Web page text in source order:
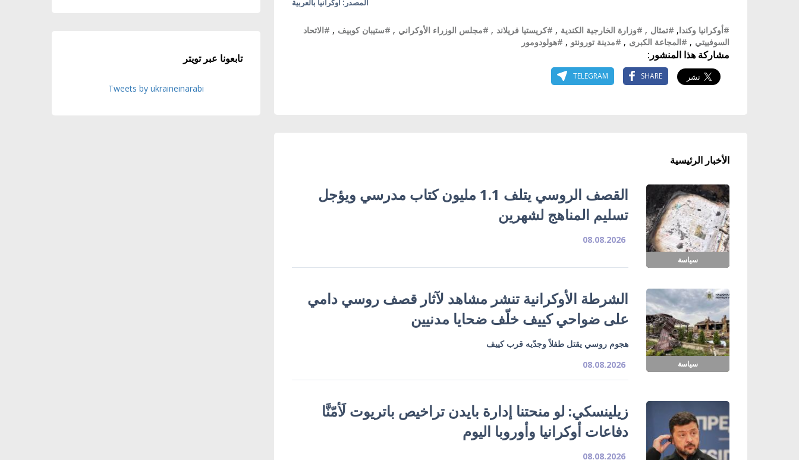
المصدر: أوكرانيا بالعربية
#أوكرانيا وكندا, #تمثال , #وزارة الخارجية الكندية , #كريستيا فريلاند , #مجلس الوزراء الأوكراني , #ستيبان كوبيف , #الاتحاد
السوفييتي , #المجاعة الكبرى , #مدينة تورونتو , #هولودومور
مشاركة هذا المنشور:
SHARE
TELEGRAM
الأخبار الرئيسية
سياسة
القصف الروسي يتلف 1.1 مليون كتاب مدرسي ويؤجل
تسليم المناهج لشهرين
08.08.2026
سياسة
الشرطة الأوكرانية تنشر مشاهد لآثار قصف روسي دامي
على ضواحي كييف خلّف ضحايا مدنيين
هجوم روسي يقتل طفلاً وجدّيه قرب كييف
08.08.2026
زيلينسكي: لو منحتنا إدارة بايدن تراخيص باتريوت لَأمّنَّا
دفاعات أوكرانيا وأوروبا اليوم
08.08.2026
تابعونا عبر تويتر
Tweets by ukraineinarabi